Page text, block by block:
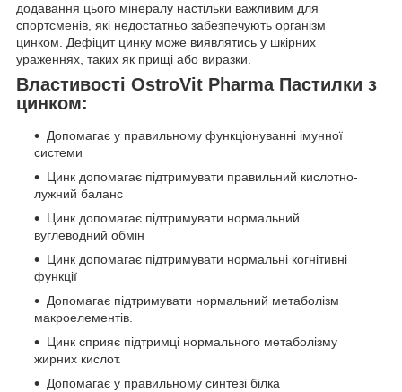
додавання цього мінералу настільки важливим для
спортсменів, які недостатньо забезпечують організм
цинком. Дефіцит цинку може виявлятись у шкірних
ураженнях, таких як прищі або виразки.
Властивості OstroVit Pharma Пастилки з
цинком:
Допомагає у правильному функціонуванні імунної
системи
Цинк допомагає підтримувати правильний кислотно-
лужний баланс
Цинк допомагає підтримувати нормальний
вуглеводний обмін
Цинк допомагає підтримувати нормальні когнітивні
функції
Допомагає підтримувати нормальний метаболізм
макроелементів.
Цинк сприяє підтримці нормального метаболізму
жирних кислот.
Допомагає у правильному синтезі білка